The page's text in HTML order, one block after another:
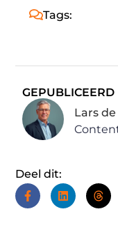
Tags:
GEPUBLICEERD
Lars
Deel dit: